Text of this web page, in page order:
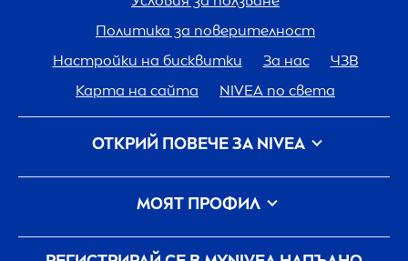
Политика за поверителност
Настройки на бисквитки
За нас
ЧЗВ
Карта на сайта
NIVEA по света
ОТКРИЙ ПОВЕЧЕ ЗА NIVEA
Кариера Грижа наNIVEAза планетата
Свържи се с нас
МОЯТ ПРОФИЛ
Вход myNIVEA